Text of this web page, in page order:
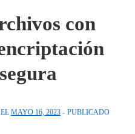
con
MAYO 16, 2023
PUBLICADO